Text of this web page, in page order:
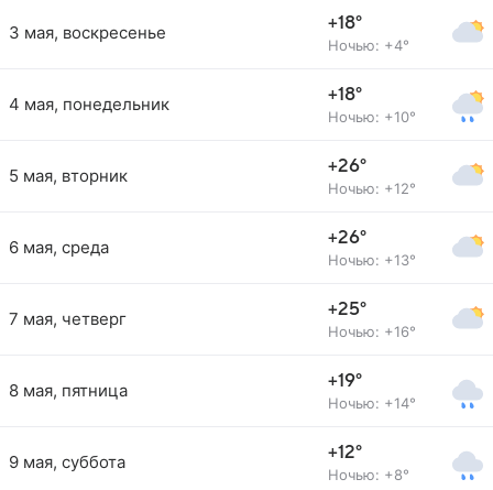
3 мая, воскресенье +18°
Ночью: +4°
4 мая, понедельник +18°
Ночью: +10°
5 мая, вторник +26°
Ночью: +12°
6 мая, среда +26°
Ночью: +13°
7 мая, четверг +25°
Ночью: +16°
8 мая, пятница +19°
Ночью: +14°
9 мая, суббота +12°
Ночью: +8°